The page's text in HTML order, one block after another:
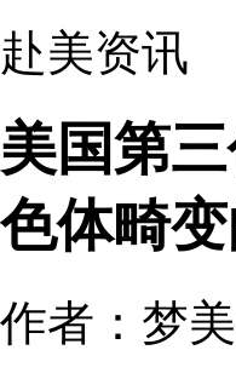
赴美资讯
美国第
色体畸变
作者：梦